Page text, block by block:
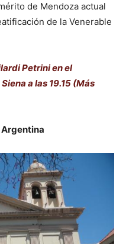
de Mendoza actual
de la Venerable
Petrini en el
a las 19.15 (Más
Argentina